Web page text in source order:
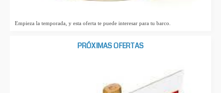
Empieza la temporada, y esta oferta te puede interesar para tu barco.
PRÓXIMAS OFERTAS